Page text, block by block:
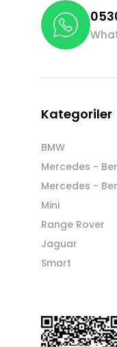
Kategoriler
BMW
Mercedes -
Mercedes -
Mini
Range Rover
Jaguar
Smart